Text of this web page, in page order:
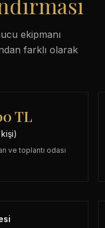
ekipmanı
farklı olarak
TL
ve toplantı odası